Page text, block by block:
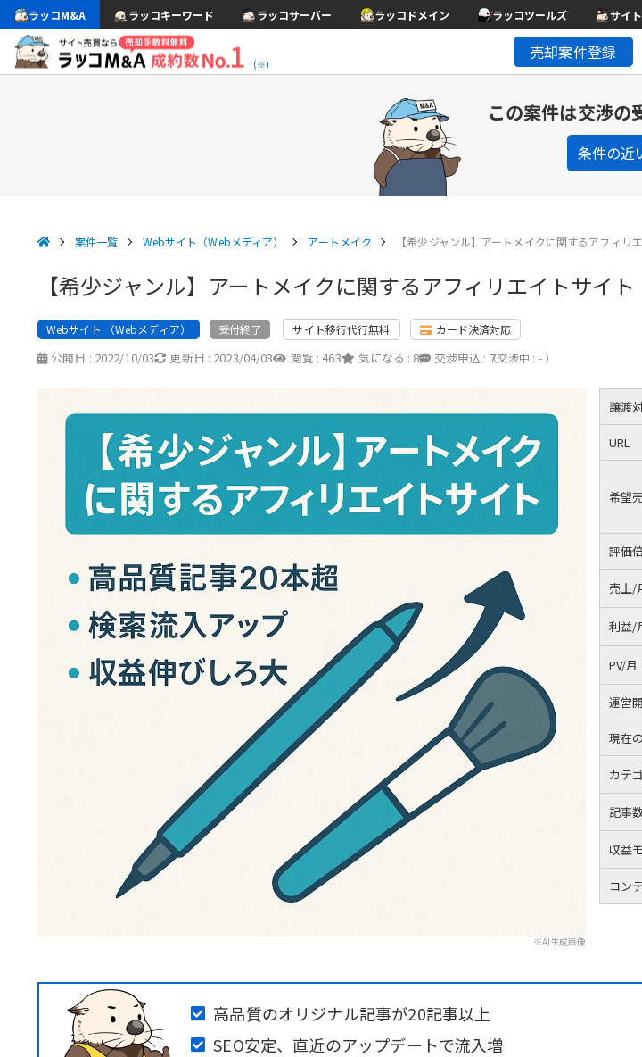
ラッコM&A ラッコキーワード ラッコサーバー ラッコドメイン ラッコツールズ サイ
(※)
売却案件登録
この案件は交渉の
条件の近
案件一覧 Webサイト（Webメディア） アートメイク 【希少ジャンル】アートメイクに関するアフィリ
【希少ジャンル】アートメイクに関するアフィリエイトサイト
Webサイト （Webメディア） 受付終了 サイト移行代行無料 カード決済対応
公開日 : 2022/10/03 更新日 : 2023/04/03 閲覧 : 463 気になる : 8 交渉申込 : 7
（交渉中 : - ）
※AI生成画像
譲渡
URL
希望
評価
売上/
利益/
PV/月
運営
現在
カテ
記事
収益
コン
高品質のオリジナル記事が20記事以上
SEO安定、直近のアップデートで流入増